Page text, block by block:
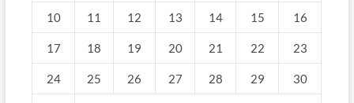
10 11 12 13 14 15 16
17 18 19 20 21 22 23
24 25 26 27 28 29 30